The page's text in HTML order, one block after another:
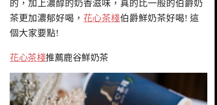
的，加上濃醇的奶香滋味，真的比一般的伯爵奶
茶更加濃郁好喝， 花心茶棧伯爵鮮奶茶好喝! 這
個大家要點!
花心茶棧推薦鹿谷鮮奶茶